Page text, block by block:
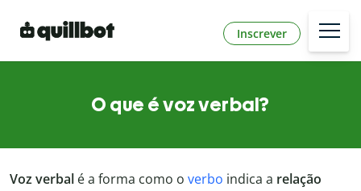
Inscrever
O que é voz verbal?
Voz verbal é a forma como o verbo indica a relação